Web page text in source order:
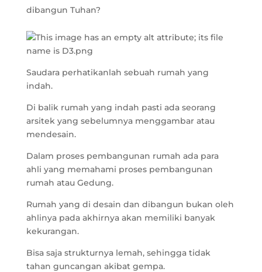
dibangun Tuhan?
Saudara perhatikanlah sebuah rumah yang
indah.
Di balik rumah yang indah pasti ada seorang
arsitek yang sebelumnya menggambar atau
mendesain.
Dalam proses pembangunan rumah ada para
ahli yang memahami proses pembangunan
rumah atau Gedung.
Rumah yang di desain dan dibangun bukan oleh
ahlinya pada akhirnya akan memiliki banyak
kekurangan.
Bisa saja strukturnya lemah, sehingga tidak
tahan guncangan akibat gempa.